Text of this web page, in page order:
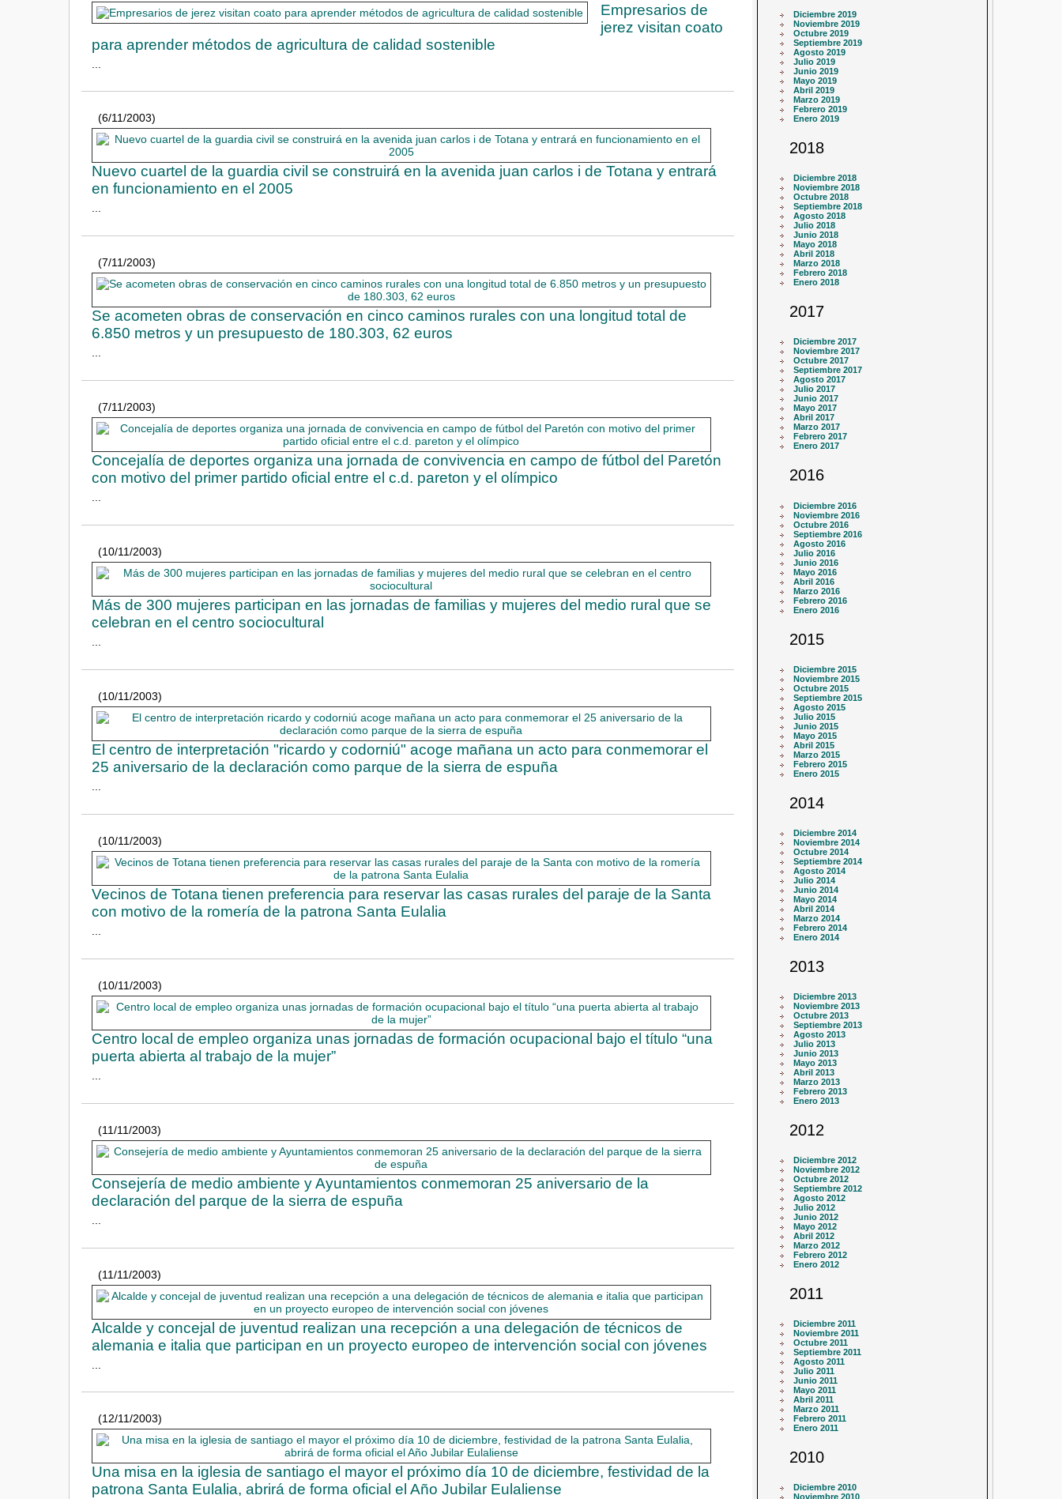
Empresarios de
jerez visitan coato
para aprender métodos de agricultura de calidad sostenible
(6/11/2003)
Nuevo cuartel de la guardia civil se construirá en la avenida juan carlos i de Totana y entrará
en funcionamiento en el 2005
...
(7/11/2003)
Se acometen obras de conservación en cinco caminos rurales con una longitud total de
6.850 metros y un presupuesto de 180.303, 62 euros
...
(7/11/2003)
Concejalía de deportes organiza una jornada de convivencia en campo de fútbol del Paretón
con motivo del primer partido oficial entre el c.d. pareton y el olímpico
...
(10/11/2003)
Más de 300 mujeres participan en las jornadas de familias y mujeres del medio rural que se
celebran en el centro sociocultural
(10/11/2003)
El centro de interpretación "ricardo y codorniú" acoge mañana un acto para conmemorar el
25 aniversario de la declaración como parque de la sierra de espuña
(10/11/2003)
Vecinos de Totana tienen preferencia para reservar las casas rurales del paraje de la Santa
con motivo de la romería de la patrona Santa Eulalia
(10/11/2003)
Centro local de empleo organiza unas jornadas de formación ocupacional bajo el título “una
puerta abierta al trabajo de la mujer”
(11/11/2003)
Consejería de medio ambiente y Ayuntamientos conmemoran 25 aniversario de la
declaración del parque de la sierra de espuña
(11/11/2003)
Alcalde y concejal de juventud realizan una recepción a una delegación de técnicos de
alemania e italia que participan en un proyecto europeo de intervención social con jóvenes
(12/11/2003)
Una misa en la iglesia de santiago el mayor el próximo día 10 de diciembre, festividad de la
patrona Santa Eulalia, abrirá de forma oficial el Año Jubilar Eulaliense
Diciembre 2019
Noviembre 2019
Octubre 2019
Septiembre 2019
Agosto 2019
Julio 2019
Junio 2019
Mayo 2019
Abril 2019
Marzo 2019
Febrero 2019
Enero 2019
2018
Diciembre 2018
Noviembre 2018
Octubre 2018
Septiembre 2018
Agosto 2018
Julio 2018
Junio 2018
Mayo 2018
Abril 2018
Marzo 2018
Febrero 2018
Enero 2018
2017
Diciembre 2017
Noviembre 2017
Octubre 2017
Septiembre 2017
Agosto 2017
Julio 2017
Junio 2017
Mayo 2017
Abril 2017
Marzo 2017
Febrero 2017
Enero 2017
2016
Diciembre 2016
Noviembre 2016
Octubre 2016
Septiembre 2016
Agosto 2016
Julio 2016
Junio 2016
Mayo 2016
Abril 2016
Marzo 2016
Febrero 2016
Enero 2016
2015
Diciembre 2015
Noviembre 2015
Octubre 2015
Septiembre 2015
Agosto 2015
Julio 2015
Junio 2015
Mayo 2015
Abril 2015
Marzo 2015
Febrero 2015
Enero 2015
2014
Diciembre 2014
Noviembre 2014
Octubre 2014
Septiembre 2014
Agosto 2014
Julio 2014
Junio 2014
Mayo 2014
Abril 2014
Marzo 2014
Febrero 2014
Enero 2014
2013
Diciembre 2013
Noviembre 2013
Octubre 2013
Septiembre 2013
Agosto 2013
Julio 2013
Junio 2013
Mayo 2013
Abril 2013
Marzo 2013
Febrero 2013
Enero 2013
2012
Diciembre 2012
Noviembre 2012
Octubre 2012
Septiembre 2012
Agosto 2012
Julio 2012
Junio 2012
Mayo 2012
Abril 2012
Marzo 2012
Febrero 2012
Enero 2012
2011
Diciembre 2011
Noviembre 2011
Octubre 2011
Septiembre 2011
Agosto 2011
Julio 2011
Junio 2011
Mayo 2011
Abril 2011
Marzo 2011
Febrero 2011
Enero 2011
2010
Diciembre 2010
Noviembre 2010